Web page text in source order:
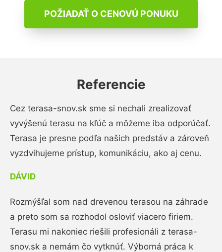
POŽIADAŤ O CENOVÚ PONUKU
Referencie
Cez terasa-snov.sk sme si nechali zrealizovať
vyvýšenú terasu na kľúč a môžeme iba odporúčať.
Terasa je presne podľa našich predstáv a zároveň
vyzdvihujeme prístup, komunikáciu, ako aj cenu.
DÁVID
Rozmýšľal som nad drevenou terasou na záhrade
a preto som sa rozhodol osloviť viacero firiem.
Terasu mi nakoniec riešili profesionáli z terasa-
snov.sk a nemám čo vytknúť. Výborná práca k